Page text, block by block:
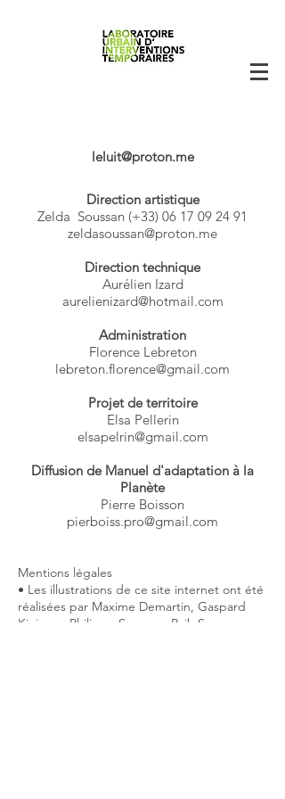
leluit@proton.me
Direction artistique
Zelda Soussan (+33) 06 17 09 24 91
zeldasoussan@proton.me
Direction technique
Aurélien Izard
aurelienizard@hotmail.com
Administration
Florence Lebreton
lebreton.florence@gmail.com
Projet de territoire
Elsa Pellerin
elsapelrin@gmail.com
Diffusion de Manuel d'adaptation à la
Planète
Pierre Boisson
pierboiss.pro@gmail.com
Mentions légales
• Les illustrations de ce site internet ont été
réalisées par Maxime Demartin, Gaspard
Kiejman, Philippe Soussan, Rajh Sevagamy,